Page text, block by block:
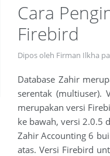
Cara
Firebird
Dipos oleh Firman Ilkha
Database Zahir
serentak (multiuser).
merupakan versi
ke bawah, versi 2.0.5
Zahir Accounting 6
atas. Versi Firebird